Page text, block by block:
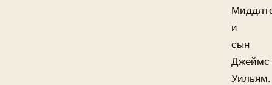
и
сын
Джеймс
Уильям.